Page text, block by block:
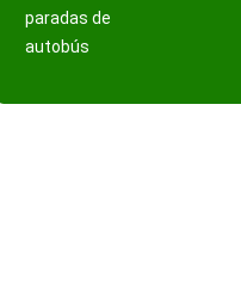
paradas de
autobús